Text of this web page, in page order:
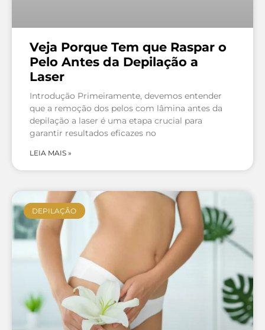
Veja Porque Tem que Raspar o
Pelo Antes da Depilação a
Laser
Introdução Primeiramente, devemos entender
que a remoção dos pelos com lâmina antes da
depilação a laser é uma etapa crucial para
garantir resultados eficazes no
LEIA MAIS »
DEPILAÇÃO